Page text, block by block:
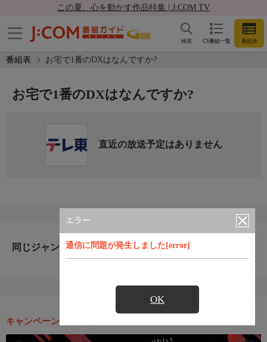
この夏、心を動かす作品特集 | J:COM TV
CS番組一覧 番組表
検索
番組表 お宅で1番のDXはなんですか?
エラー
通信に問題が発生しました[error]
OK
お宅で1番のDXはなんですか?
直近の放送予定はありません
同じジャンルのおすすめ番組
キャンペーン・お得な情報